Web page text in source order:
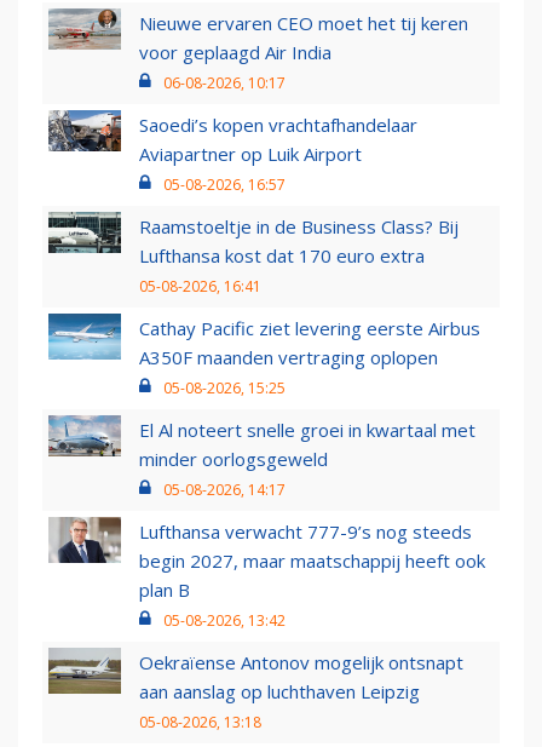
Nieuwe ervaren CEO moet het tij keren
voor geplaagd Air India
06-08-2026, 10:17
Saoedi’s kopen vrachtafhandelaar
Aviapartner op Luik Airport
05-08-2026, 16:57
Raamstoeltje in de Business Class? Bij
Lufthansa kost dat 170 euro extra
05-08-2026, 16:41
Cathay Pacific ziet levering eerste Airbus
A350F maanden vertraging oplopen
05-08-2026, 15:25
El Al noteert snelle groei in kwartaal met
minder oorlogsgeweld
05-08-2026, 14:17
Lufthansa verwacht 777-9’s nog steeds
begin 2027, maar maatschappij heeft ook
plan B
05-08-2026, 13:42
Oekraïense Antonov mogelijk ontsnapt
aan aanslag op luchthaven Leipzig
05-08-2026, 13:18